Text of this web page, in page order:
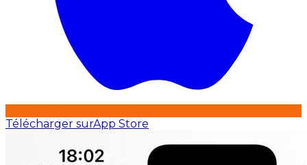
Télécharger surApp Store